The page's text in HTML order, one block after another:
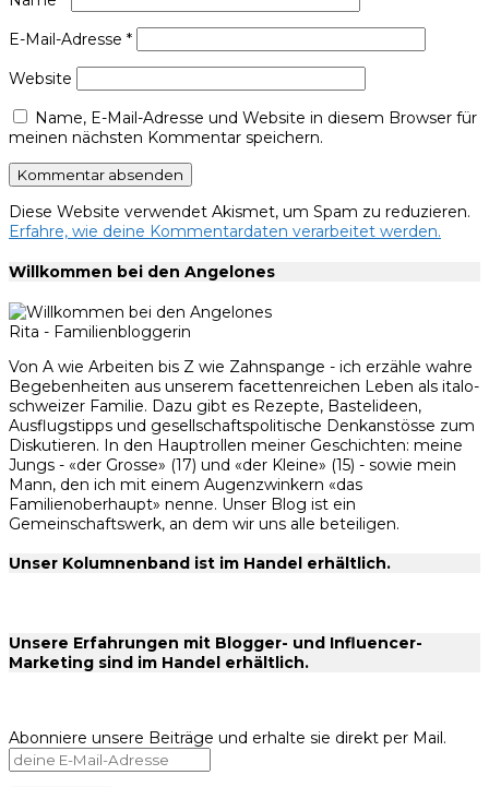
E-Mail-Adresse *
Website
Name, E-Mail-Adresse und Website in diesem Browser für
meinen nächsten Kommentar speichern.
Diese Website verwendet Akismet, um Spam zu reduzieren.
Erfahre, wie deine Kommentardaten verarbeitet werden.
Willkommen bei den Angelones
Rita - Familienbloggerin
Von A wie Arbeiten bis Z wie Zahnspange - ich erzähle wahre
Begebenheiten aus unserem facettenreichen Leben als italo-
schweizer Familie. Dazu gibt es Rezepte, Bastelideen,
Ausflugstipps und gesellschaftspolitische Denkanstösse zum
Diskutieren. In den Hauptrollen meiner Geschichten: meine
Jungs - «der Grosse» (17) und «der Kleine» (15) - sowie mein
Mann, den ich mit einem Augenzwinkern «das
Familienoberhaupt» nenne. Unser Blog ist ein
Gemeinschaftswerk, an dem wir uns alle beteiligen.
Unser Kolumnenband ist im Handel erhältlich.
Unsere Erfahrungen mit Blogger- und Influencer-
Marketing sind im Handel erhältlich.
Abonniere unsere Beiträge und erhalte sie direkt per Mail.